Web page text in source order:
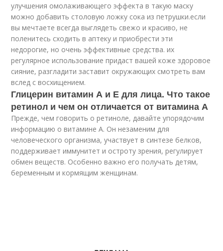
улучшения омолаживающего эффекта в такую маску
можно добавить столовую ложку сока из петрушки.если
вы мечтаете всегда выглядеть свежо и красиво, не
поленитесь сходить в аптеку и приобрести эти
недорогие, но очень эффективные средства. их
регулярное использование придаст вашей коже здоровое
сияние, разгладити заставит окружающих смотреть вам
вслед с восхищением.
Глицерин витамин А и Е для лица. Что такое
ретинол и чем он отличается от витамина А
Прежде, чем говорить о ретиноле, давайте упорядочим
информацию о витамине А. Он незаменим для
человеческого организма, участвует в синтезе белков,
поддерживает иммунитет и остроту зрения, регулирует
обмен веществ. Особенно важно его получать детям,
беременным и кормящим женщинам.